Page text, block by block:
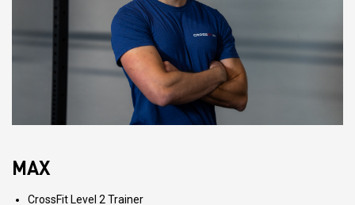
MAX
CrossFit Level 2 Trainer